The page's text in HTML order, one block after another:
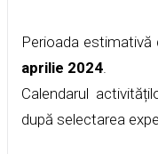
Perioada estimativă
aprilie 2024.
Calendarul
după selectarea